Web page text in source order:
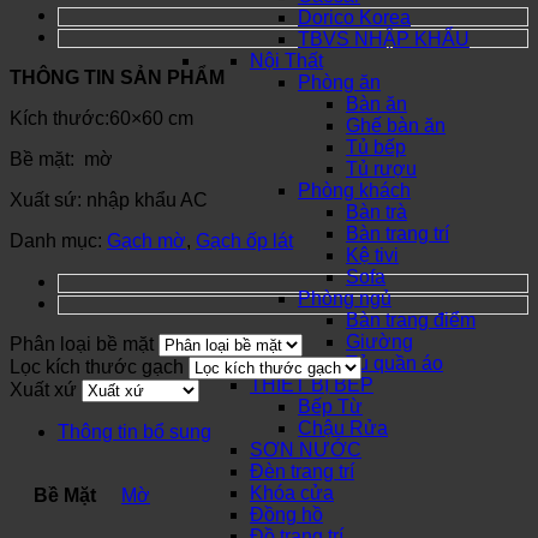
Dorico Korea
TBVS NHẬP KHẨU
Nội Thất
Phòng ăn
Bàn ăn
Ghế bàn ăn
Tủ bếp
Tủ rượu
Phòng khách
Bàn trà
Bàn trang trí
Kệ tivi
Sofa
Phòng ngủ
Bàn trang điểm
Giường
Tủ quần áo
THIẾT BỊ BẾP
Bếp Từ
Chậu Rửa
SƠN NƯỚC
Đèn trang trí
Khóa cửa
Đồng hồ
THÔNG TIN SẢN PHẨM
Kích thước:60×60 cm
Bề mặt: mờ
Xuất sứ: nhập khẩu AC
Danh mục: Gạch mờ, Gạch ốp lát
Phân loại bề mặt
Lọc kích thước gạch
Xuất xứ
Thông tin bổ sung
Bề Mặt Mờ